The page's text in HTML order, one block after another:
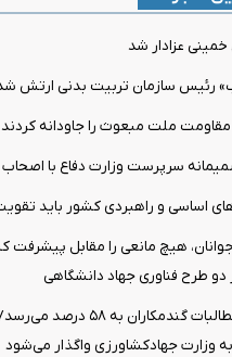
عزادار شد
رئیس سازمان تربیت بدنی ارتش
مقاومت ملت مبعوث را جاودانه کردند
سرپرست وزارت دفاع با اصحاب
اساسی و راهبردی کشور باید
جوانان، هیچ مانعی را مقابل پیشرفت
دو طرح فناوری جهاد دانشگاهی
پرداخت مطالبات
وزارت جهادکشاورزی واگذار می‌شود